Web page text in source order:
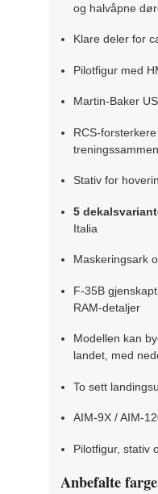
og halvåpne
Klare deler for
Pilotfigur med
Martin-Baker
RCS-
Stativ for
5
Italia
Maskeringsark
F-35B
RAM-detaljer
Modellen kan
landet, med
To sett
AIM-9X / AIM-
Pilotfigur, stativ
Anbefalte